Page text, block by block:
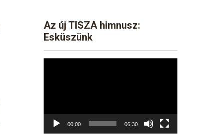
Az új TISZA himnusz:
Esküszünk
00:00 06:30